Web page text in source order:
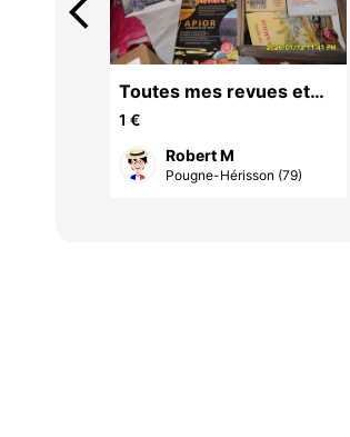
Toutes mes revues et
livres Apicole,pour 1
euros,le tout
1 €
Robert M
Pougne-Hérisson (79)
arrow_back_ios